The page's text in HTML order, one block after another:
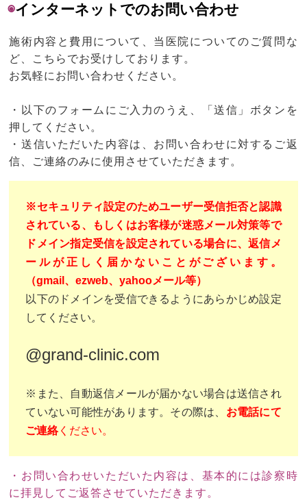
◉インターネットでのお問い合わせ
施術内容と費用について、当医院についてのご質問な
ど、こちらでお受けしております。
お気軽にお問い合わせください。
・以下のフォームにご入力のうえ、「送信」ボタンを
押してください。
・送信いただいた内容は、お問い合わせに対するご返
信、ご連絡のみに使用させていただきます。
※セキュリティ設定のためユーザー受信拒否と認識
されている、もしくはお客様が迷惑メール対策等で
ドメイン指定受信を設定されている場合に、返信メ
ールが正しく届かないことがございます。
（gmail、ezweb、yahooメール等）
以下のドメインを受信できるようにあらかじめ設定
してください。
@grand-clinic.com
※また、自動返信メールが届かない場合は送信され
ていない可能性があります。その際は、 お電話にて
ご連絡ください。
・お問い合わせいただいた内容は、基本的には診察時
に拝見してご返答させていただきます。